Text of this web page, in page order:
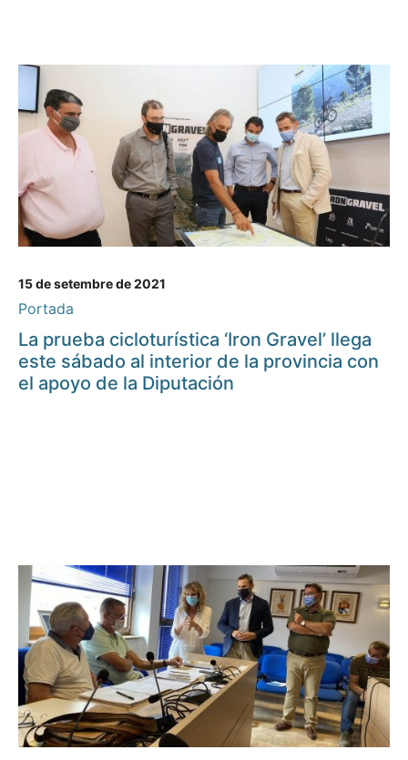
15 de setembre de 2021
Portada
La prueba cicloturística ‘Iron Gravel’ llega
este sábado al interior de la provincia con
el apoyo de la Diputación